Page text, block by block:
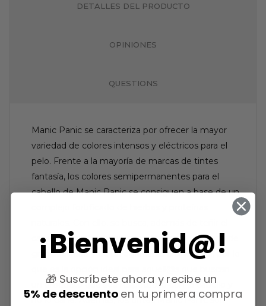
DETALLES DEL PRODUCTO
OPINIONES
QUESTIONS
Manic Panic se caracteriza por ofrecer la mayor
variedad de colores intensos y eléctricos para el
pelo. Frente a la mayoría de marcas de tintes
fantasía, los colores semipermanentes para el
cabello de Manic Panic se consiguen a base de un
cabello con intensidad, acondicionarlo y dotarlo de
gran suavidad y de un agradable olor natural, por lo
un producto que sea respetuoso con el cabello y
no lo dañe. Además, los tintes Manic Panic son
¡Bienvenid@!
🎁 Suscríbete ahora y recibe un
5% de descuentoen tu primera compra